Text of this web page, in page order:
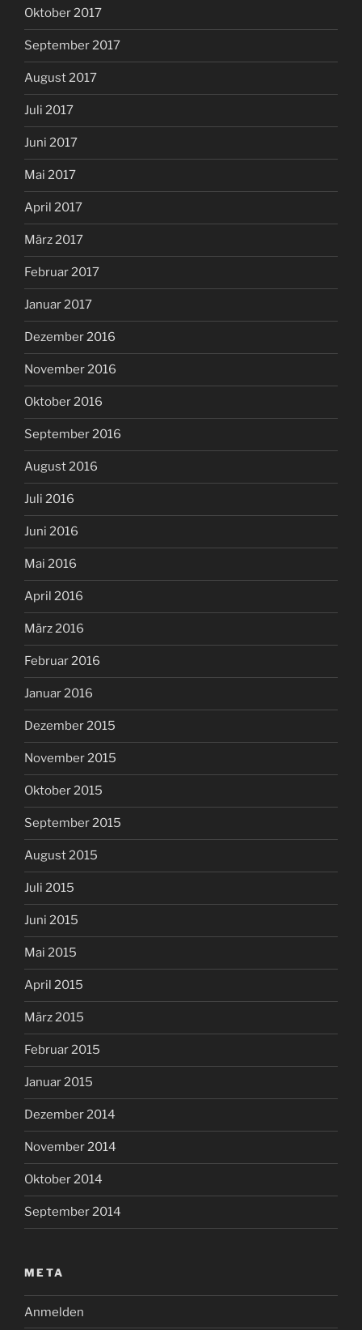
Oktober 2017
September 2017
August 2017
Juli 2017
Juni 2017
Mai 2017
April 2017
März 2017
Februar 2017
Januar 2017
Dezember 2016
November 2016
Oktober 2016
September 2016
August 2016
Juli 2016
Juni 2016
Mai 2016
April 2016
März 2016
Februar 2016
Januar 2016
Dezember 2015
November 2015
Oktober 2015
September 2015
August 2015
Juli 2015
Juni 2015
Mai 2015
April 2015
März 2015
Februar 2015
Januar 2015
Dezember 2014
November 2014
Oktober 2014
September 2014
META
Anmelden